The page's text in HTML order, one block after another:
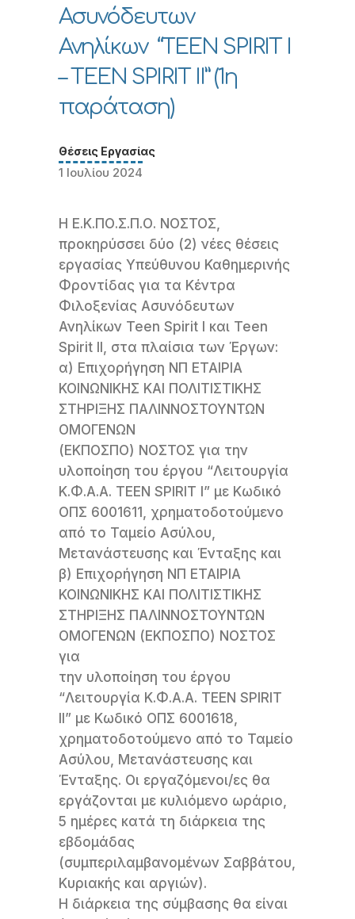
Ασυνόδευτων
Ανηλίκων “TEEN SPIRIT I
– TEEN SPIRIT II” (1η
παράταση)
Θέσεις Εργασίας
1 Ιουλίου 2024
Η Ε.Κ.ΠΟ.Σ.Π.Ο. ΝΟΣΤΟΣ,
προκηρύσσει δύο (2) νέες θέσεις
εργασίας Υπεύθυνου Καθημερινής
Φροντίδας για τα Κέντρα
Φιλοξενίας Ασυνόδευτων
Ανηλίκων Teen Spirit I και Teen
Spirit II, στα πλαίσια των Έργων:
α) Επιχορήγηση ΝΠ ΕΤΑΙΡΙΑ
ΚΟΙΝΩΝΙΚΗΣ ΚΑΙ ΠΟΛΙΤΙΣΤΙΚΗΣ
ΣΤΗΡΙΞΗΣ ΠΑΛΙΝΝΟΣΤΟΥΝΤΩΝ
ΟΜΟΓΕΝΩΝ
(ΕΚΠΟΣΠΟ) ΝΟΣΤΟΣ για την
υλοποίηση του έργου “Λειτουργία
Κ.Φ.Α.Α. TEEN SPIRIT Ι” με Κωδικό
ΟΠΣ 6001611, χρηματοδοτούμενο
από το Ταμείο Ασύλου,
Μετανάστευσης και Ένταξης και
β) Επιχορήγηση ΝΠ ΕΤΑΙΡΙΑ
ΚΟΙΝΩΝΙΚΗΣ ΚΑΙ ΠΟΛΙΤΙΣΤΙΚΗΣ
ΣΤΗΡΙΞΗΣ ΠΑΛΙΝΝΟΣΤΟΥΝΤΩΝ
ΟΜΟΓΕΝΩΝ (ΕΚΠΟΣΠΟ) ΝΟΣΤΟΣ
για
την υλοποίηση του έργου
“Λειτουργία Κ.Φ.Α.Α. TEEN SPIRIT
ΙΙ” με Κωδικό ΟΠΣ 6001618,
χρηματοδοτούμενο από το Ταμείο
Ασύλου, Μετανάστευσης και
Ένταξης. Οι εργαζόμενοι/ες θα
εργάζονται με κυλιόμενο ωράριο,
5 ημέρες κατά τη διάρκεια της
εβδομάδας
(συμπεριλαμβανομένων Σαββάτου,
Κυριακής και αργιών).
Η διάρκεια της σύμβασης θα είναι